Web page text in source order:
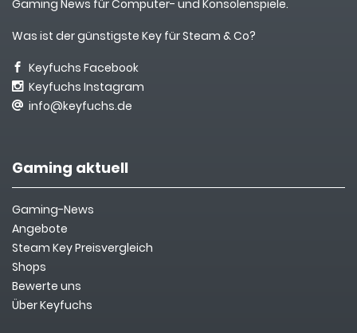
Gaming News für Computer- und Konsolenspiele.
Was ist der günstigste Key für Steam & Co?
Keyfuchs Facebook
Keyfuchs Instagram
info@keyfuchs.de
Gaming aktuell
Gaming-News
Angebote
Steam Key Preisvergleich
Shops
Bewerte uns
Über Keyfuchs